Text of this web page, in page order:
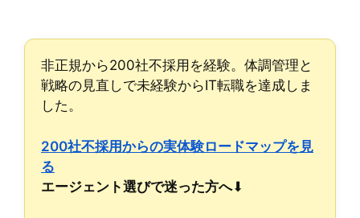
非正規から200社不採用を経験。体調管理と
戦略の見直しで未経験からIT転職を達成しま
した。
200社不採用からの実体験ロードマップを見
る
エージェント選びで迷った方へ